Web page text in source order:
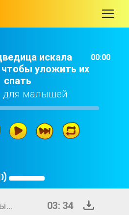
искала
уложить их
спать
для малышей
00:00
Как медведица искала медвежат, чтобы уложить их спать
Серое пёрышко
03: 34